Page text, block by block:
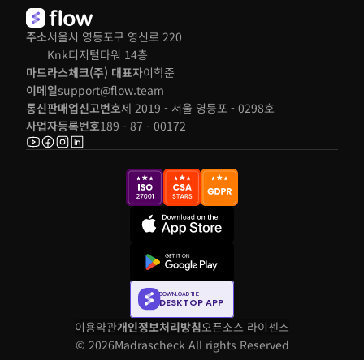
주소서울시 영등포구 영신로 220
Knk디지털타워 14층
마드라스체크(주) 대표자이학준
이메일support@flow.team
통신판매업신고번호제 2019 - 서울 영등포 - 0298호
사업자등록번호189 - 87 - 00172
DOWNLOAD THE
DESKTOP APP
이용약관개인정보처리방침오픈소스 라이센스
© 2026Madrascheck All rights Reserved